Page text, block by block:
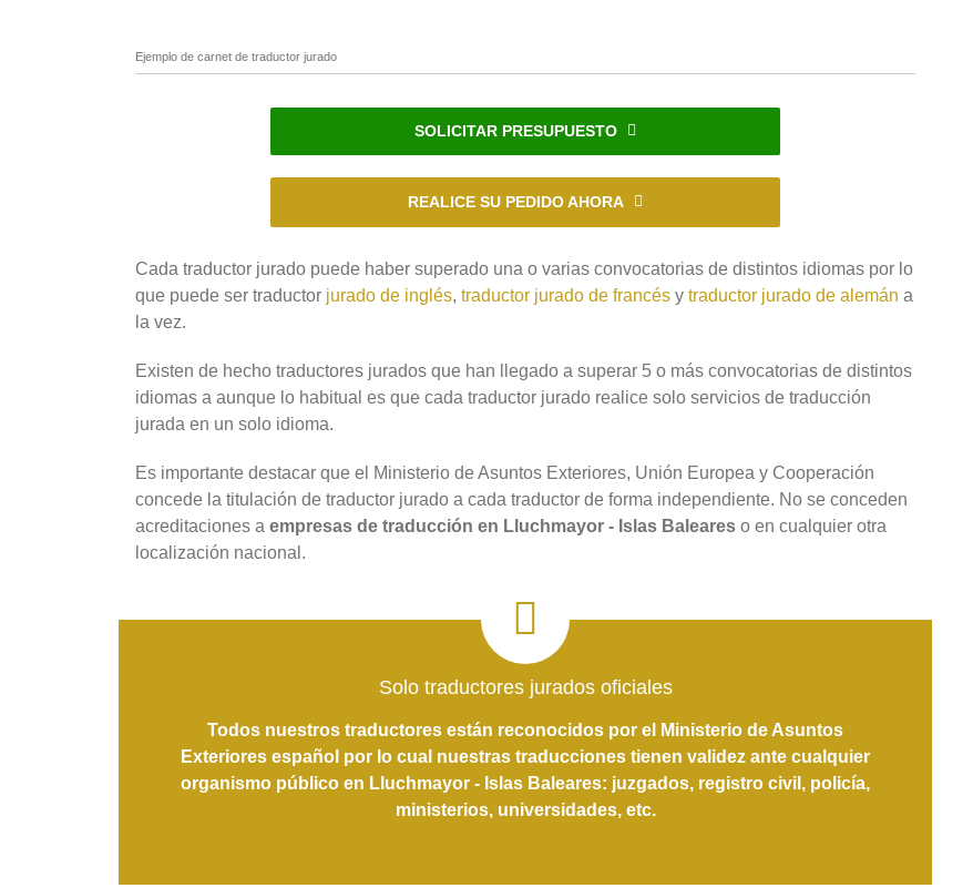
Ejemplo de carnet de traductor jurado
SOLICITAR PRESUPUESTO
REALICE SU PEDIDO AHORA
Cada traductor jurado puede haber superado una o varias convocatorias de distintos idiomas por lo
que puede ser traductor jurado de inglés, traductor jurado de francés y traductor jurado de alemán a
la vez.
Existen de hecho traductores jurados que han llegado a superar 5 o más convocatorias de distintos
idiomas a aunque lo habitual es que cada traductor jurado realice solo servicios de traducción
jurada en un solo idioma.
Es importante destacar que el Ministerio de Asuntos Exteriores, Unión Europea y Cooperación
concede la titulación de traductor jurado a cada traductor de forma independiente. No se conceden
acreditaciones a empresas de traducción en Lluchmayor - Islas Baleares o en cualquier otra
localización nacional.
Solo traductores jurados oficiales
Todos nuestros traductores están reconocidos por el Ministerio de Asuntos
Exteriores español por lo cual nuestras traducciones tienen validez ante cualquier
organismo público en Lluchmayor - Islas Baleares: juzgados, registro civil, policía,
ministerios, universidades, etc.